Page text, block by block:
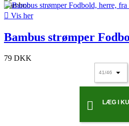
 Vis her
Bambus strømper
79 DKK
 LÆG I